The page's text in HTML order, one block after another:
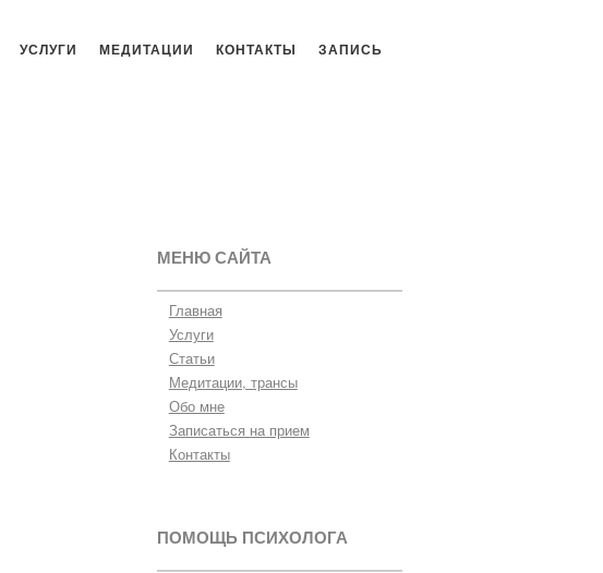
УСЛУГИ МЕДИТАЦИИ КОНТАКТЫ ЗАПИСЬ
МЕНЮ САЙТА
Главная
Услуги
Статьи
Медитации, трансы
Обо мне
Записаться на прием
Контакты
ПОМОЩЬ ПСИХОЛОГА